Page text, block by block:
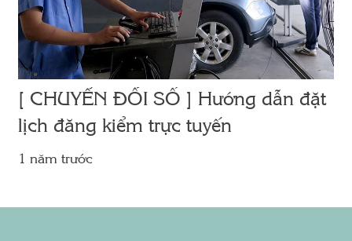
[ CHUYỂN ĐỔI SỐ ] Hướng dẫn đặt
lịch đăng kiểm trực tuyến
1 năm trước